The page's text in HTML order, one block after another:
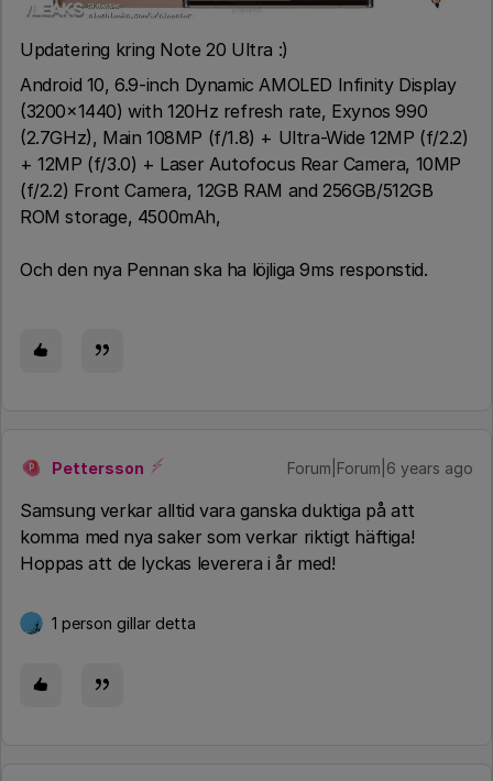
Updatering kring Note 20 Ultra :)
Android 10, 6.9-inch Dynamic AMOLED Infinity Display
(3200×1440) with 120Hz refresh rate, Exynos 990
(2.7GHz), Main 108MP (f/1.8) + Ultra-Wide 12MP (f/2.2)
+ 12MP (f/3.0) + Laser Autofocus Rear Camera, 10MP
(f/2.2) Front Camera, 12GB RAM and 256GB/512GB
ROM storage, 4500mAh,
Och den nya Pennan ska ha löjliga 9ms responstid.
P Pettersson Forum|Forum|6 years ago
Samsung verkar alltid vara ganska duktiga på att
komma med nya saker som verkar riktigt häftiga!
Hoppas att de lyckas leverera i år med!
1 person gillar detta